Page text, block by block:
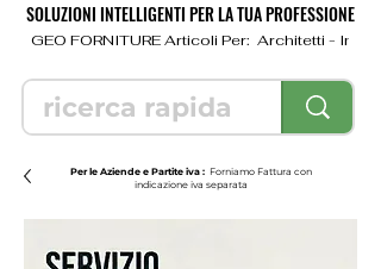
SOLUZIONI INTELLIGENTI PER LA TUA PROFESSIONE
GEO FORNITURE Articoli Per:  Architetti -
Per le Aziende e Partite iva : Forniamo Fattura con
indicazione iva separata